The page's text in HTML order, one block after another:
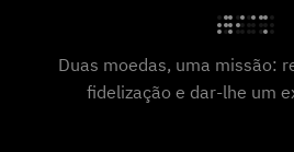
Duas moedas, uma missão:
fidelização e dar-lhe um